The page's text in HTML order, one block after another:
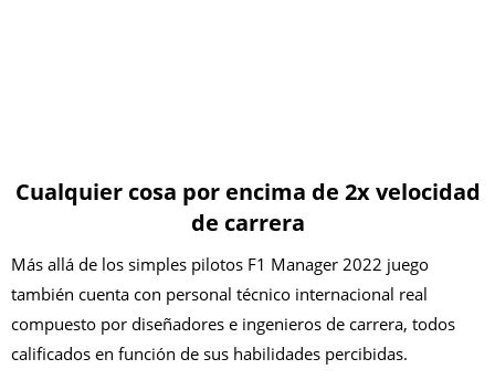
Cualquier cosa por encima de 2x velocidad
de carrera
Más allá de los simples pilotos F1 Manager 2022 juego
también cuenta con personal técnico internacional real
compuesto por diseñadores e ingenieros de carrera, todos
calificados en función de sus habilidades percibidas.